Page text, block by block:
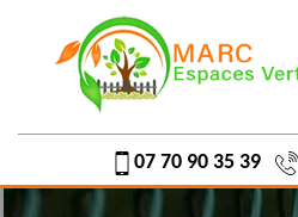
07 70 90 35 39